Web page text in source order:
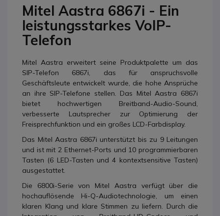
Mitel Aastra 6867i - Ein
leistungsstarkes VoIP-
Telefon
Mitel Aastra erweitert seine Produktpalette um das
SIP-Telefon 6867i, das für anspruchsvolle
Geschäftsleute entwickelt wurde, die hohe Ansprüche
an ihre SIP-Telefone stellen. Das Mitel Aastra 6867i
bietet hochwertigen Breitband-Audio-Sound,
verbesserte Lautsprecher zur Optimierung der
Freisprechfunktion und ein großes LCD-Farbdisplay.
Das Mitel Aastra 6867i unterstützt bis zu 9 Leitungen
und ist mit 2 Ethernet-Ports und 10 programmierbaren
Tasten (6 LED-Tasten und 4 kontextsensitive Tasten)
ausgestattet.
Die 6800i-Serie von Mitel Aastra verfügt über die
hochauflösende Hi-Q-Audiotechnologie, um einen
klaren Klang und klare Stimmen zu liefern. Durch die